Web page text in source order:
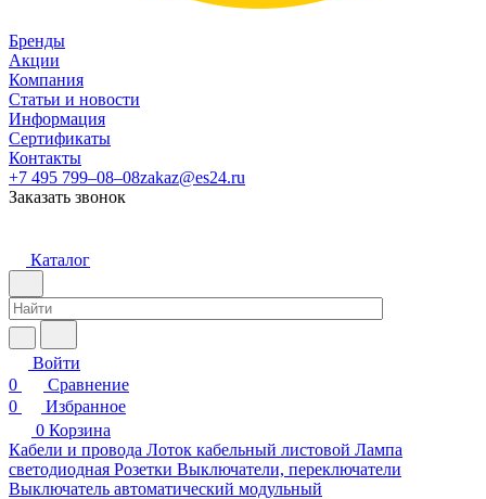
Бренды
Акции
Компания
Статьи и новости
Информация
Сертификаты
Контакты
+7 495 799–08–08zakaz@es24.ru
Заказать звонок
Каталог
Войти
0
Сравнение
0
Избранное
0 Корзина
Кабели и провода Лоток кабельный листовой Лампа
светодиодная Розетки Выключатели, переключатели
Выключатель автоматический модульный